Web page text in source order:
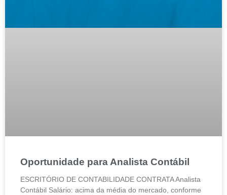
Oportunidade para Analista Contábil
ESCRITÓRIO DE CONTABILIDADE CONTRATA Analista
Contábil Salário: acima da média do mercado, conforme